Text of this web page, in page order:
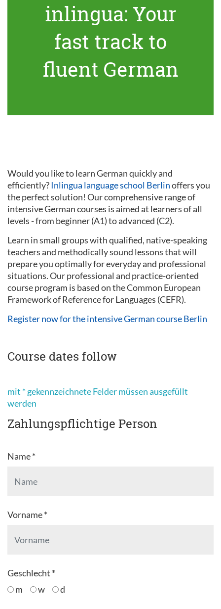
inlingua: Your
fast track to
fluent German
Would you like to learn German quickly and
efficiently?Inlingua language school Berlinoffers you
the perfect solution! Our comprehensive range of
intensive German courses is aimed at learners of all
levels - from beginner (A1) to advanced (C2).
Learn in small groups with qualified, native-speaking
teachers and methodically sound lessons that will
prepare you optimally for everyday and professional
situations. Our professional and practice-oriented
course program is based on the Common European
Framework of Reference for Languages (CEFR).
Register now for the intensive German course Berlin
Course dates follow
mit * gekennzeichnete Felder müssen ausgefüllt
werden
Zahlungspflichtige Person
Name *
Vorname *
Geschlecht *
m
w d